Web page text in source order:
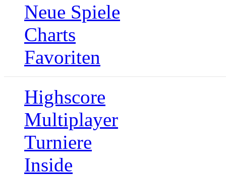
Neue Spiele
Charts
Favoriten
Highscore
Multiplayer
Turniere
Inside